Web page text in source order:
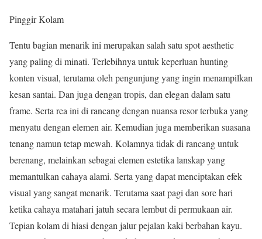
Pinggir Kolam
Tentu bagian menarik ini merupakan salah satu spot aesthetic
yang paling di minati. Terlebihnya untuk keperluan hunting
konten visual, terutama oleh pengunjung yang ingin menampilkan
kesan santai. Dan juga dengan tropis, dan elegan dalam satu
frame. Serta rea ini di rancang dengan nuansa resor terbuka yang
menyatu dengan elemen air. Kemudian juga memberikan suasana
tenang namun tetap mewah. Kolamnya tidak di rancang untuk
berenang, melainkan sebagai elemen estetika lanskap yang
memantulkan cahaya alami. Serta yang dapat menciptakan efek
visual yang sangat menarik. Terutama saat pagi dan sore hari
ketika cahaya matahari jatuh secara lembut di permukaan air.
Tepian kolam di hiasi dengan jalur pejalan kaki berbahan kayu.